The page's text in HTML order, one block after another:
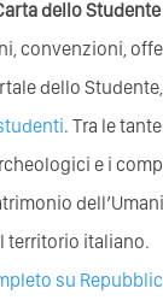
dello Studente
convenzioni,
dello Studente,
. Tra le
e i
territorio italiano.
su